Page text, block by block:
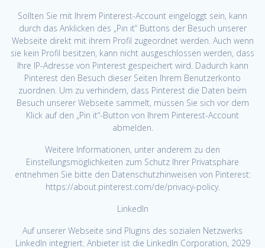
Sollten Sie mit Ihrem Pinterest-Account eingeloggt sein, kann
durch das Anklicken des „Pin it“ Buttons der Besuch unserer
Webseite direkt mit ihrem Profil zugeordnet werden. Auch wenn
sie kein Profil besitzen, kann nicht ausgeschlossen werden, dass
Ihre IP-Adresse von Pinterest gespeichert wird. Dadurch kann
Pinterest den Besuch dieser Seiten Ihrem Benutzerkonto
zuordnen. Um zu verhindern, dass Pinterest die Daten beim
Besuch unserer Webseite sammelt, müssen Sie sich vor dem
Klick auf den „Pin it“-Button von Ihrem Pinterest-Account
abmelden.
Weitere Informationen, unter anderem zu den
Einstellungsmöglichkeiten zum Schutz Ihrer Privatsphäre
entnehmen Sie bitte den Datenschutzhinweisen von Pinterest:
https://about.pinterest.com/de/privacy-policy.
LinkedIn
Auf unserer Webseite sind Plugins des sozialen Netzwerks
LinkedIn integriert. Anbieter ist die LinkedIn Corporation, 2029